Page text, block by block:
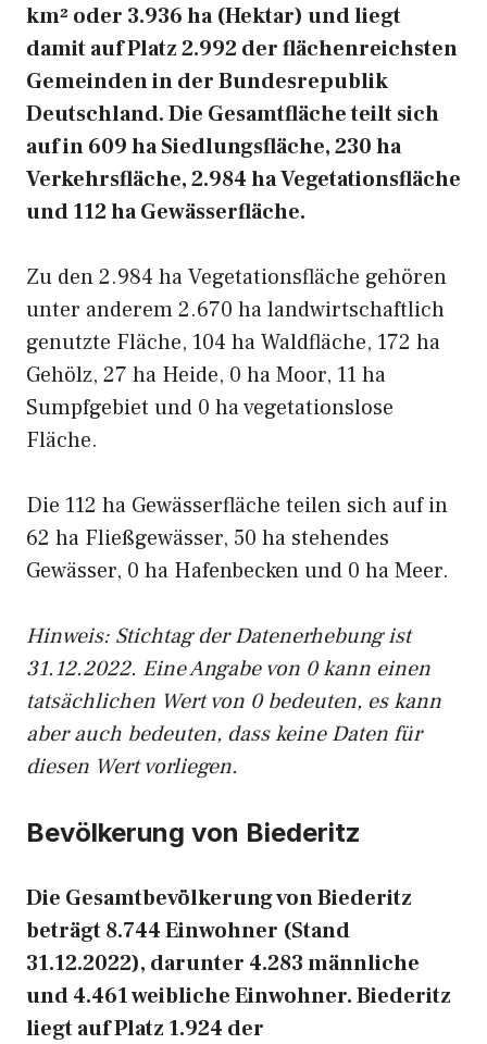
km² oder 3.936 ha (Hektar) und liegt
damit auf Platz 2.992 der flächenreichsten
Gemeinden in der Bundesrepublik
Deutschland. Die Gesamtfläche teilt sich
auf in 609 ha Siedlungsfläche, 230 ha
Verkehrsfläche, 2.984 ha Vegetationsfläche
und 112 ha Gewässerfläche.
Zu den 2.984 ha Vegetationsfläche gehören
unter anderem 2.670 ha landwirtschaftlich
genutzte Fläche, 104 ha Waldfläche, 172 ha
Gehölz, 27 ha Heide, 0 ha Moor, 11 ha
Sumpfgebiet und 0 ha vegetationslose
Fläche.
Die 112 ha Gewässerfläche teilen sich auf in
62 ha Fließgewässer, 50 ha stehendes
Gewässer, 0 ha Hafenbecken und 0 ha Meer.
Hinweis: Stichtag der Datenerhebung ist
31.12.2022. Eine Angabe von 0 kann einen
tatsächlichen Wert von 0 bedeuten, es kann
aber auch bedeuten, dass keine Daten für
diesen Wert vorliegen.
Bevölkerung von Biederitz
Die Gesamtbevölkerung von Biederitz
beträgt 8.744 Einwohner (Stand
31.12.2022), darunter 4.283 männliche
und 4.461 weibliche Einwohner. Biederitz
liegt auf Platz 1.924 der